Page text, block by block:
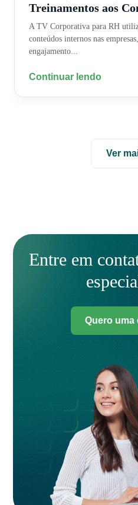
Ver
Treinamentos aos
A TV Corporativa para RH
conteúdos internos nas
engajamento...
Continuar lendo
Entre em
Quero uma